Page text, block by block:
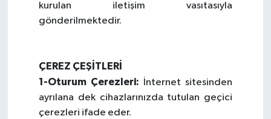
kurulan iletişim vasıtasıyla
gönderilmektedir.
ÇEREZ ÇEŞİTLERİ
1-Oturum Çerezleri: İnternet sitesinden
ayrılana dek cihazlarınızda tutulan geçici
çerezleri ifade eder.